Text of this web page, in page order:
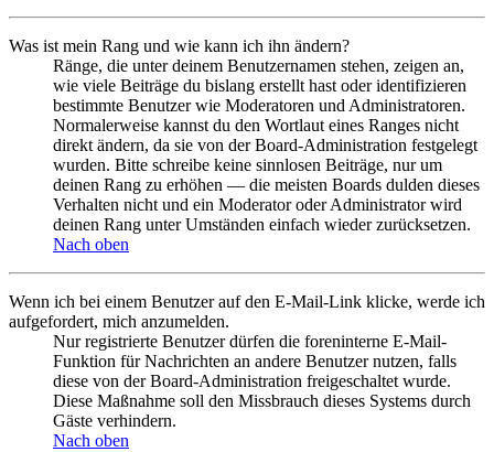
Was ist mein Rang und wie kann ich ihn ändern?
Ränge, die unter deinem Benutzernamen stehen, zeigen an,
wie viele Beiträge du bislang erstellt hast oder identifizieren
bestimmte Benutzer wie Moderatoren und Administratoren.
Normalerweise kannst du den Wortlaut eines Ranges nicht
direkt ändern, da sie von der Board-Administration festgelegt
wurden. Bitte schreibe keine sinnlosen Beiträge, nur um
deinen Rang zu erhöhen — die meisten Boards dulden dieses
Verhalten nicht und ein Moderator oder Administrator wird
deinen Rang unter Umständen einfach wieder zurücksetzen.
Nach oben
Wenn ich bei einem Benutzer auf den E-Mail-Link klicke, werde ich
aufgefordert, mich anzumelden.
Nur registrierte Benutzer dürfen die foreninterne E-Mail-
Funktion für Nachrichten an andere Benutzer nutzen, falls
diese von der Board-Administration freigeschaltet wurde.
Diese Maßnahme soll den Missbrauch dieses Systems durch
Gäste verhindern.
Nach oben